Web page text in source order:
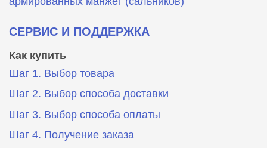
СЕРВИС И ПОДДЕРЖКА
Как купить
Шаг 1. Выбор товара
Шаг 2. Выбор способа доставки
Шаг 3. Выбор способа оплаты
Шаг 4. Получение заказа